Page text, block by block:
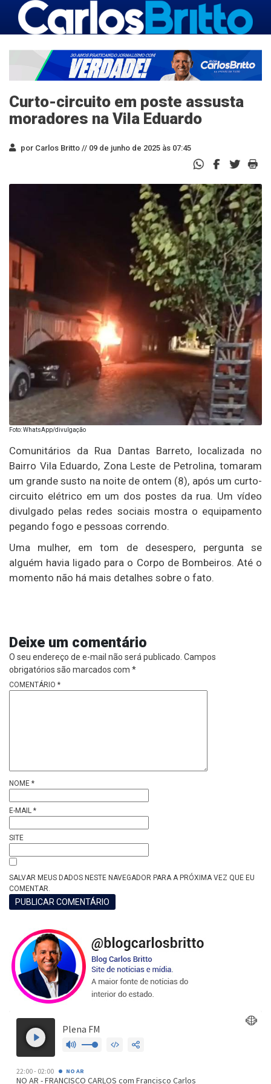
Curto-circuito em poste assusta
moradores na Vila Eduardo
por Carlos Britto // 09 de junho de 2025 às 07:45
Foto: WhatsApp/divulgação
Comunitários da Rua Dantas Barreto, localizada no
Bairro Vila Eduardo, Zona Leste de Petrolina, tomaram
um grande susto na noite de ontem (8), após um curto-
circuito elétrico em um dos postes da rua. Um vídeo
divulgado pelas redes sociais mostra o equipamento
pegando fogo e pessoas correndo.
Uma mulher, em tom de desespero, pergunta se
alguém havia ligado para o Corpo de Bombeiros. Até o
momento não há mais detalhes sobre o fato.
Deixe um comentário
O seu endereço de e-mail não será publicado. Campos
obrigatórios são marcados com *
COMENTÁRIO *
NOME *
E-MAIL *
SITE
SALVAR MEUS DADOS NESTE NAVEGADOR PARA A PRÓXIMA VEZ QUE EU
COMENTAR.